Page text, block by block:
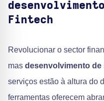
Fintech
Revolucionar o sector
mas desenvolvimento de
serviços estão à altura do
ferramentas oferecem